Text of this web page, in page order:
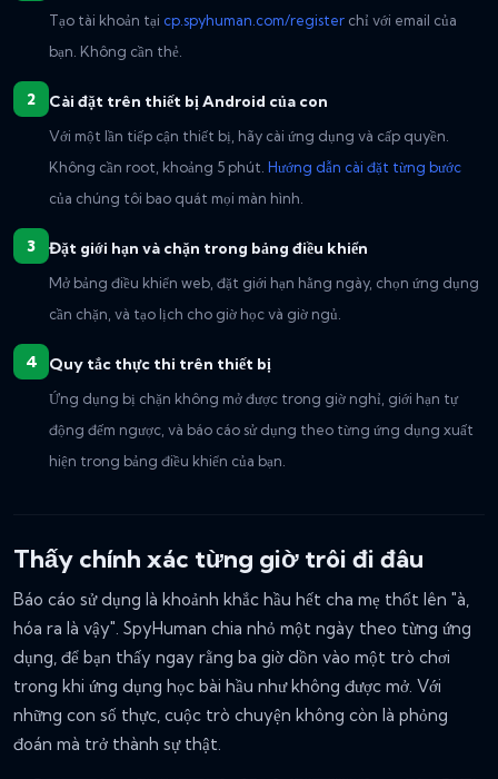
Tạo tài khoản tại cp.spyhuman.com/register chỉ với email của
bạn. Không cần thẻ.
Cài đặt trên thiết bị Android của con
Với một lần tiếp cận thiết bị, hãy cài ứng dụng và cấp quyền.
Không cần root, khoảng 5 phút. Hướng dẫn cài đặt từng bước
của chúng tôi bao quát mọi màn hình.
Đặt giới hạn và chặn trong bảng điều khiển
Mở bảng điều khiển web, đặt giới hạn hằng ngày, chọn ứng dụng
cần chặn, và tạo lịch cho giờ học và giờ ngủ.
Quy tắc thực thi trên thiết bị
Ứng dụng bị chặn không mở được trong giờ nghỉ, giới hạn tự
động đếm ngược, và báo cáo sử dụng theo từng ứng dụng xuất
hiện trong bảng điều khiển của bạn.
Thấy chính xác từng giờ trôi đi đâu
Báo cáo sử dụng là khoảnh khắc hầu hết cha mẹ thốt lên "à,
hóa ra là vậy". SpyHuman chia nhỏ một ngày theo từng ứng
dụng, để bạn thấy ngay rằng ba giờ dồn vào một trò chơi
trong khi ứng dụng học bài hầu như không được mở. Với
những con số thực, cuộc trò chuyện không còn là phỏng
đoán mà trở thành sự thật.